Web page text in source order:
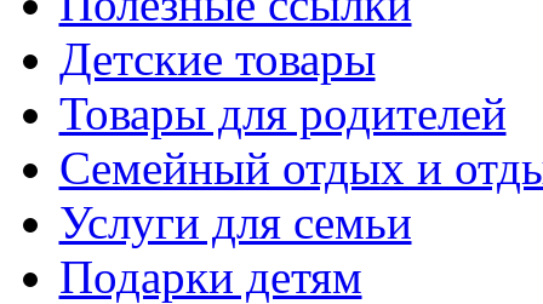
Детские товары
Товары для родителей
Семейный отдых и
Услуги для семьи
Подарки детям